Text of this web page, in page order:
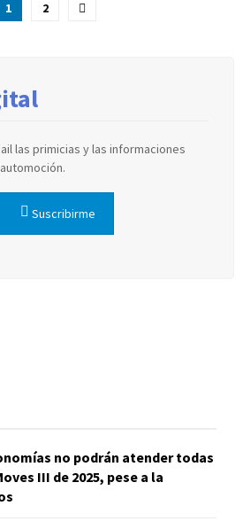
1 2
las primicias y las informaciones
Suscribirme
no podrán atender todas
III de 2025, pese a la